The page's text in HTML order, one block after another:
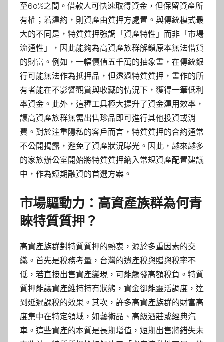
至60%之間。借款人可快速取得資金，但保留資產所
有權；若違約，則資產由質押方處置。與傳統模式最
大的不同是，特質質押強調「資產特性」而非「市場
流通性」，因此能夠為高資產族群解鎖原本無法借貸
的財富。例如，一幅價值五千萬的抽象畫，在傳統銀
行可能無法作為抵押品，但透過特質質押，畫作的所
有者能在不影響觀賞與收藏的情況下，獲得一筆低利
率資金。此外，這種工具極大提升了資金運用效率，
讓高資產族群無需出售珍品即可進行其他投資或消
費。對於注重隱私的客戶而言，特質質押的合約通常
不公開揭露，避免了資產狀況曝光。因此，越來越多
的家族辦公室開始將特質質押納入常規資產配置建議
中，作為短期融資的首選方案。
市場驅動力：高資產族群為何青
睞特質質押？
高資產族群對特質質押的熱衷，源於多重因素的交
織。首先是稅務考量，台灣的遺產稅與贈與稅率不
低，若直接出售資產變現，可能觸發高額稅負。特質
質押能讓資產維持持有狀態，資金卻能靈活調度，達
到延遲課稅的效果。其次，許多高資產族群的財富高
度集中在特定領域，如藝術品、高級酒莊或經典汽
車。這些資產的本質是長期增值，短期出售將錯失未